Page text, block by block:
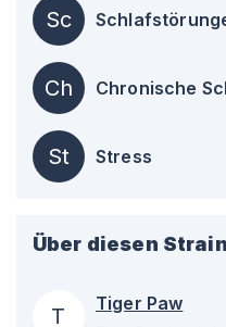
Sc
Ch Chronische
St Stress
Über diesen
T Tiger Paw